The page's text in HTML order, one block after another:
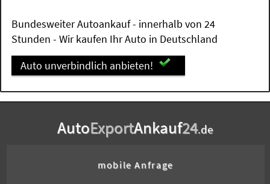
Bundesweiter Autoankauf - innerhalb von 24
Stunden - Wir kaufen Ihr Auto in Deutschland
Auto unverbindlich anbieten!
AutoExportAnkauf24.de
mobile Anfrage